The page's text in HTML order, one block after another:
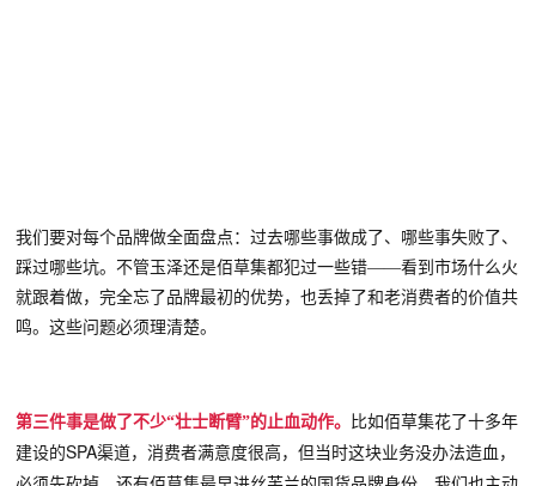
我们要对每个品牌做全面盘点：过去哪些事做成了、哪些事失败了、
踩过哪些坑。不管玉泽还是佰草集都犯过一些错——看到市场什么火
就跟着做，完全忘了品牌最初的优势，也丢掉了和老消费者的价值共
鸣。这些问题必须理清楚。
第三件事是做了不少“壮士断臂”的止血动作。
比如佰草集花了十多年
建设的SPA渠道，消费者满意度很高，但当时这块业务没办法造血，